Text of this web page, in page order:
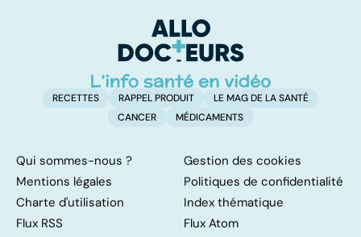
traitements
RECETTES RAPPEL PRODUIT
LE MAG DE LA SANTÉ
CANCER
MÉDICAMENTS
Qui sommes-nous ?
Gestion des cookies
Mentions légales
Politiques de confidentialité
Charte d'utilisation
Index thématique
Flux RSS
Flux Atom